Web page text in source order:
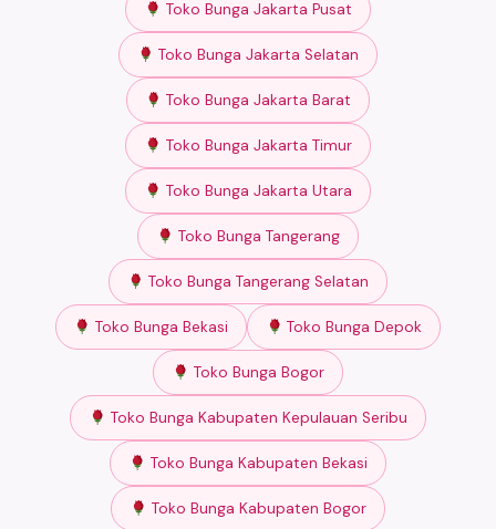
Toko Bunga Jakarta Pusat
Toko Bunga Jakarta Selatan
Toko Bunga Jakarta Barat
Toko Bunga Jakarta Timur
Toko Bunga Jakarta Utara
Toko Bunga Tangerang
Toko Bunga Tangerang Selatan
Toko Bunga Bekasi Toko Bunga Depok
Toko Bunga Bogor
Toko Bunga Kabupaten Kepulauan Seribu
Toko Bunga Kabupaten Bekasi
Toko Bunga Kabupaten Bogor